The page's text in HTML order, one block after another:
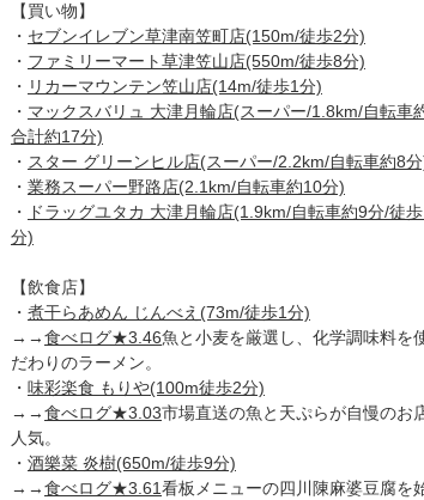
【買い物】
・ セブンイレブン草津南笠町店(150m/徒歩2分)
・ ファミリーマート草津笠山店(550m/徒歩8分)
・ リカーマウンテン笠山店(14m/徒歩1分)
・ マックスバリュ 大津月輪店(スーパー/1.8km/自転車
合計約17分)
・ スター グリーンヒル店(スーパー/2.2km/自転車約8
・ 業務スーパー野路店(2.1km/自転車約10分)
・
ドラッグユタカ 大津月輪店(1.9km/自転車約9分/徒
分)
【飲食店】
・ 煮干らあめん じんべえ(73m/徒歩1分)
→→食べログ★3.46魚と小麦を厳選し、化学調味料を
だわりのラーメン。
・ 味彩楽食 もりや(100m徒歩2分)
→→食べログ★3.03市場直送の魚と天ぷらが自慢のお
人気。
・ 酒樂菜 炎樹(650m/徒歩9分)
→→食べログ★3.61看板メニューの四川陳麻婆豆腐を